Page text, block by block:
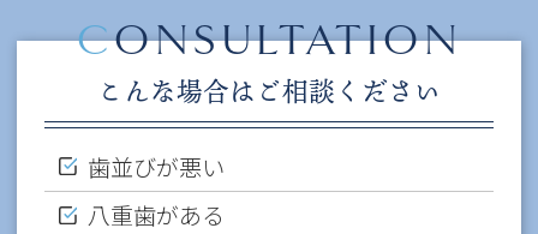
CONSULTATION
こんな場合はご相談ください
歯並びが悪い
八重歯がある